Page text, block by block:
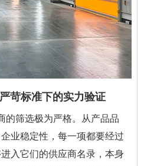
苛标准下的实力验证
筛选极为严格。从产品品
业稳定性，每一项都要经过
入它们的供应商名录，本身